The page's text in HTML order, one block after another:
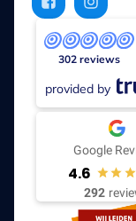
302 reviews
provided by
Google
4.6
292